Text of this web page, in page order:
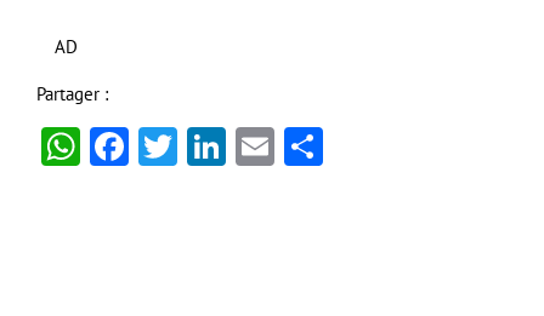
AD
Partager :
WhatsApp
Facebook
Twitter
LinkedIn
Email